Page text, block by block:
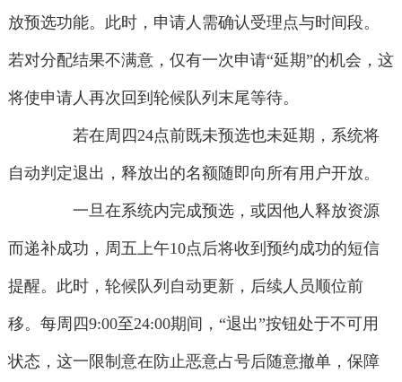
放预选功能。此时，申请人需确认受理点与时间段。
若对分配结果不满意，仅有一次申请“延期”的机会，这
将使申请人再次回到轮候队列末尾等待。
若在周四24点前既未预选也未延期，系统将
自动判定退出，释放出的名额随即向所有用户开放。
一旦在系统内完成预选，或因他人释放资源
而递补成功，周五上午10点后将收到预约成功的短信
提醒。此时，轮候队列自动更新，后续人员顺位前
移。每周四9:00至24:00期间，“退出”按钮处于不可用
状态，这一限制意在防止恶意占号后随意撤单，保障